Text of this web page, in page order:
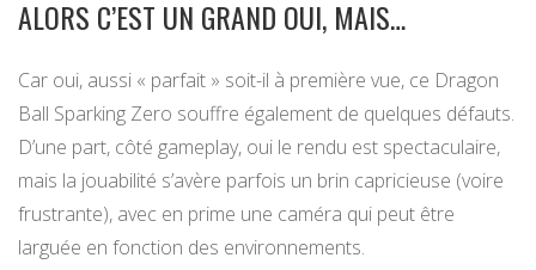
ALORS C’EST UN GRAND OUI, MAIS…
Car oui, aussi « parfait » soit-il à première vue, ce Dragon
Ball Sparking Zero souffre également de quelques défauts.
D’une part, côté gameplay, oui le rendu est spectaculaire,
mais la jouabilité s’avère parfois un brin capricieuse (voire
frustrante), avec en prime une caméra qui peut être
larguée en fonction des environnements.